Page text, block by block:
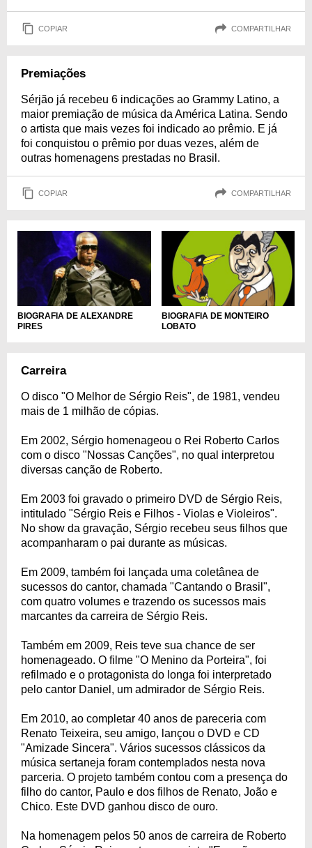
COPIAR COMPARTILHAR
Premiações
Sérjão já recebeu 6 indicações ao Grammy Latino, a
maior premiação de música da América Latina. Sendo
o artista que mais vezes foi indicado ao prêmio. E já
foi conquistou o prêmio por duas vezes, além de
outras homenagens prestadas no Brasil.
COPIAR COMPARTILHAR
BIOGRAFIA DE ALEXANDRE
PIRES
BIOGRAFIA DE MONTEIRO
LOBATO
Carreira
O disco "O Melhor de Sérgio Reis", de 1981, vendeu
mais de 1 milhão de cópias.
Em 2002, Sérgio homenageou o Rei Roberto Carlos
com o disco "Nossas Canções", no qual interpretou
diversas canção de Roberto.
Em 2003 foi gravado o primeiro DVD de Sérgio Reis,
intitulado "Sérgio Reis e Filhos - Violas e Violeiros".
No show da gravação, Sérgio recebeu seus filhos que
acompanharam o pai durante as músicas.
Em 2009, também foi lançada uma coletânea de
sucessos do cantor, chamada "Cantando o Brasil",
com quatro volumes e trazendo os sucessos mais
marcantes da carreira de Sérgio Reis.
Também em 2009, Reis teve sua chance de ser
homenageado. O filme "O Menino da Porteira", foi
refilmado e o protagonista do longa foi interpretado
pelo cantor Daniel, um admirador de Sérgio Reis.
Em 2010, ao completar 40 anos de pareceria com
Renato Teixeira, seu amigo, lançou o DVD e CD
"Amizade Sincera". Vários sucessos clássicos da
música sertaneja foram contemplados nesta nova
parceria. O projeto também contou com a presença do
filho do cantor, Paulo e dos filhos de Renato, João e
Chico. Este DVD ganhou disco de ouro.
Na homenagem pelos 50 anos de carreira de Roberto